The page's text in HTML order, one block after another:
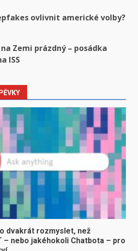
ovlivnit americké volby?
Zemi prázdný – posádka
ISS
dvakrát rozmyslet, než
– nebo jakéhokoli Chatbota – pro